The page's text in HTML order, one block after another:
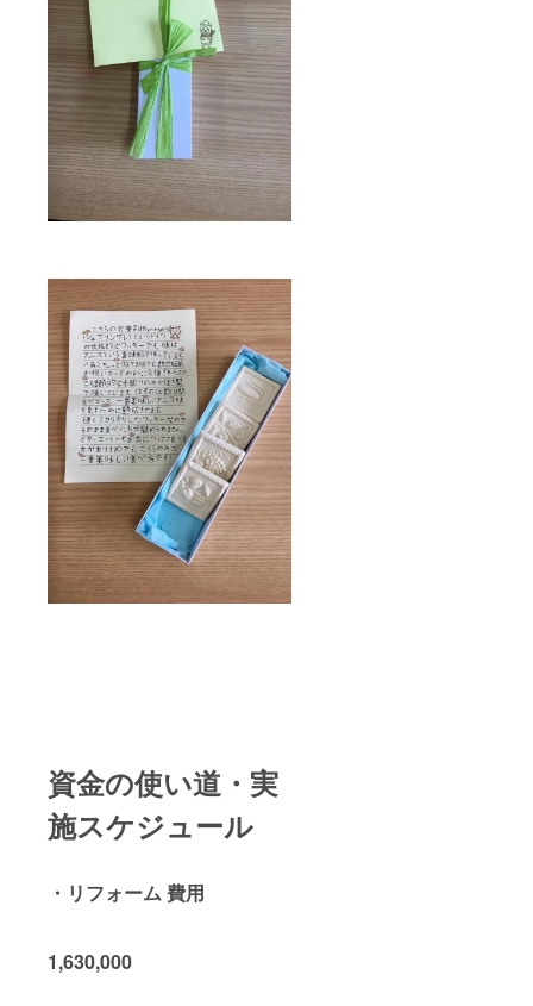
資金の使い道・実
施スケジュール
・リフォーム 費用
1,630,000